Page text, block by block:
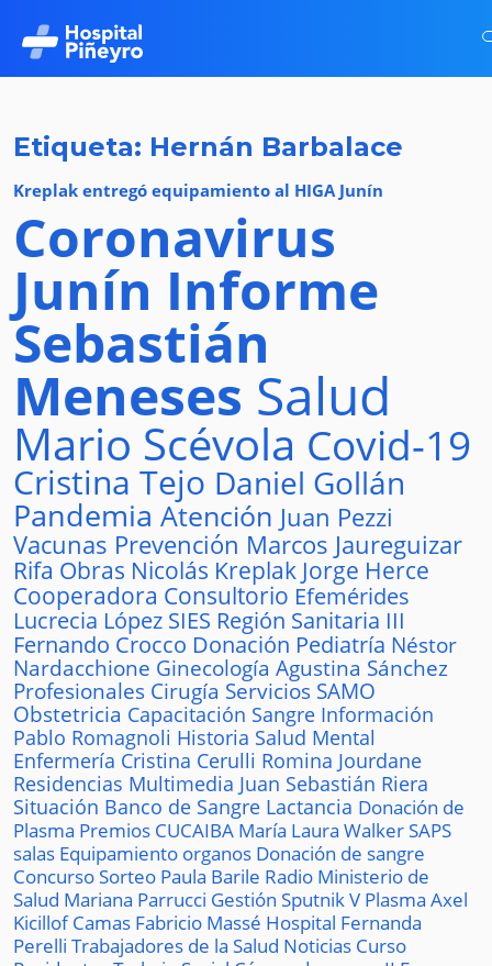
Etiqueta: Hernán Barbalace
Kreplak entregó equipamiento al HIGA Junín
Coronavirus
Junín Informe
Sebastián
Meneses Salud
Mario Scévola Covid-19
Cristina Tejo Daniel Gollán
Pandemia Atención Juan Pezzi
Vacunas Prevención Marcos Jaureguizar
Rifa Obras Nicolás Kreplak Jorge Herce
Cooperadora Consultorio Efemérides
Lucrecia López SIES Región Sanitaria III
Fernando Crocco Donación Pediatría Néstor
Nardacchione Ginecología Agustina Sánchez
Profesionales Cirugía Servicios SAMO
Obstetricia Capacitación Sangre Información
Pablo Romagnoli Historia Salud Mental
Enfermería Cristina Cerulli Romina Jourdane
Residencias Multimedia Juan Sebastián Riera
Situación Banco de Sangre Lactancia Donación de
Plasma Premios CUCAIBA María Laura WalkerSAPS
salas Equipamiento organos Donación de sangre
ConcursoSorteo Paula Barile Radio Ministerio de
Salud Mariana Parrucci Gestión Sputnik V Plasma Axel
KicillofCamas Fabricio Massé Hospital Fernanda
Perelli Trabajadores de la Salud Noticias Curso